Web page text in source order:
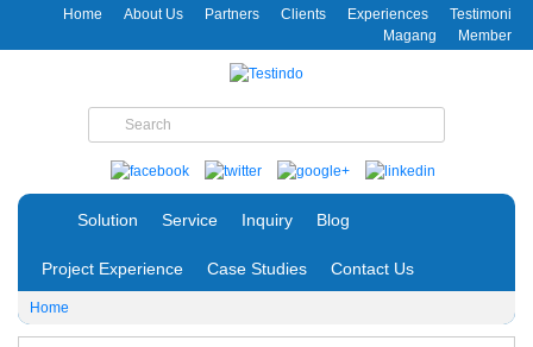
Home About Us Partners Clients Experiences
Testimoni
Magang
Member
Solution Service Inquiry Blog
Project Experience Case Studies Contact Us
Home